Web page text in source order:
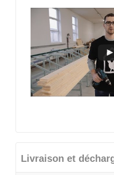
Livraison et